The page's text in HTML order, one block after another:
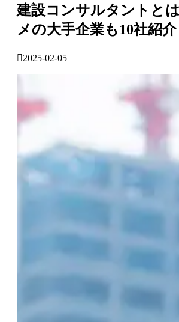
建設コンサルタントと
メの大手企業も10社紹介
2025-02-05